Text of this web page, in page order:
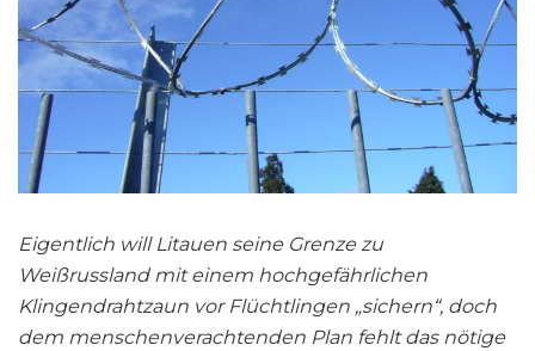
Eigentlich will Litauen seine Grenze zu
Weißrussland mit einem hochgefährlichen
Klingendrahtzaun vor Flüchtlingen „sichern“, doch
dem menschenverachtenden Plan fehlt das nötige